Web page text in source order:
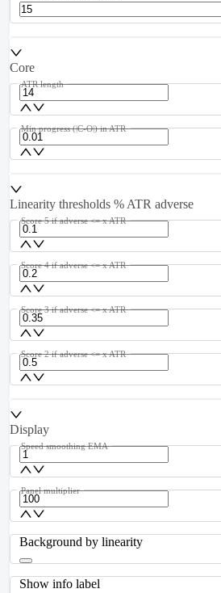
Core
ATR length
Min progress (|C-O|) in ATR
Linearity thresholds % ATR adverse
Score 5 if adverse <= x ATR
Score 4 if adverse <= x ATR
Score 3 if adverse <= x ATR
Score 2 if adverse <= x ATR
Display
Speed smoothing EMA
Panel multiplier
Background by linearity
Show info label